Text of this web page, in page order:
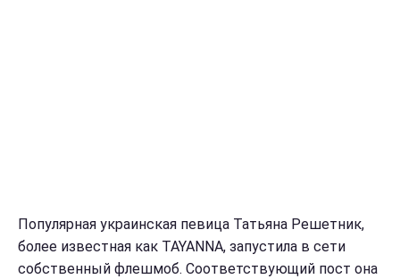
Популярная украинская певица Татьяна Решетник,
более известная как TAYANNA, запустила в сети
собственный флешмоб. Соответствующий пост она